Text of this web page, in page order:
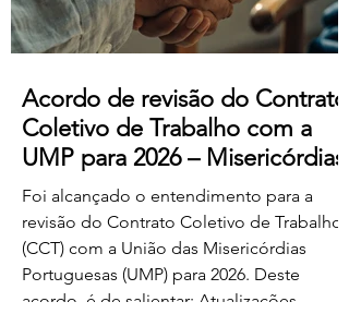
subsiste desacordo. Foi es
Acordo de revisão do Contrato
Coletivo de Trabalho com a
UMP para 2026 – Misericórdias
Foi alcançado o entendimento para a
revisão do Contrato Coletivo de Trabalho
(CCT) com a União das Misericórdias
Portuguesas (UMP) para 2026. Deste
acordo, é de salientar: Atualizações